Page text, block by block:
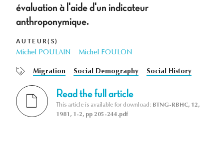
évaluation à l'aide d'un indicateur
anthroponymique.
AUTEUR(S)
Michel POULAIN Michel FOULON
Migration Social Demography Social History
Read the full article
This article is available for download: BTNG-RBHC, 12,
1981, 1-2, pp 205-244.pdf